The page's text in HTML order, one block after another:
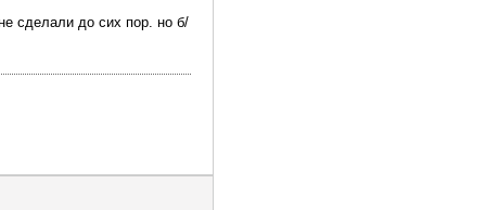
сделали до сих пор. но б/